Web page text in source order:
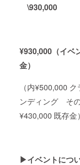
\930,000
¥930,000（イベ
金）
（内¥500,000
ンディング そ
¥430,000 既存金）
▶︎イベントにつ